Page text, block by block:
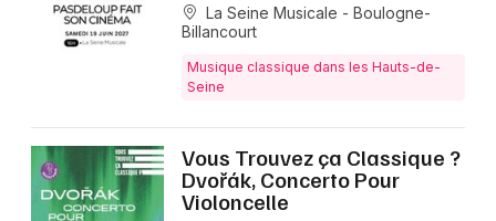
La Seine Musicale - Boulogne-
Billancourt
Musique classique dans les Hauts-de-
Seine
Vous Trouvez ça Classique ?
Dvořák, Concerto Pour
Violoncelle